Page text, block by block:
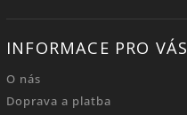
INFORMACE PRO VÁS
O nás
Doprava a platba